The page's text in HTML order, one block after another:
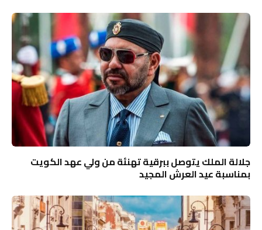
جلالة الملك يتوصل ببرقية تهنئة من ولي عهد الكويت
بمناسبة عيد العرش المجيد